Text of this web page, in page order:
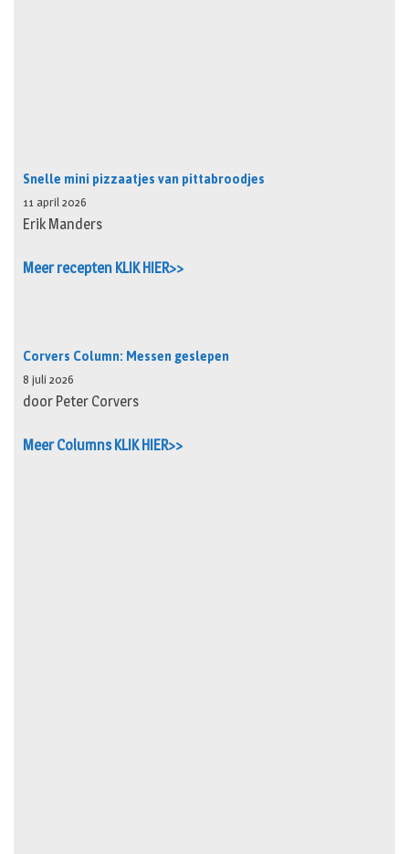
Snelle mini pizzaatjes van pittabroodjes
11 april 2026
Erik Manders
Meer recepten KLIK HIER>>
Corvers Column: Messen geslepen
8 juli 2026
door Peter Corvers
Meer Columns KLIK HIER>>